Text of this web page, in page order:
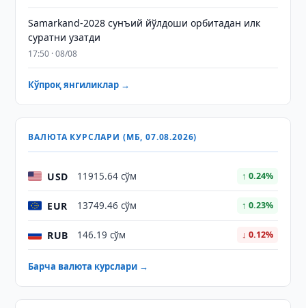
Samarkand-2028 сунъий йўлдоши орбитадан илк
суратни узатди
17:50 · 08/08
Кўпроқ янгиликлар →
ВАЛЮТА КУРСЛАРИ (МБ, 07.08.2026)
USD 11915.64 сўм ↑ 0.24%
EUR 13749.46 сўм ↑ 0.23%
RUB 146.19 сўм ↓ 0.12%
Барча валюта курслари →